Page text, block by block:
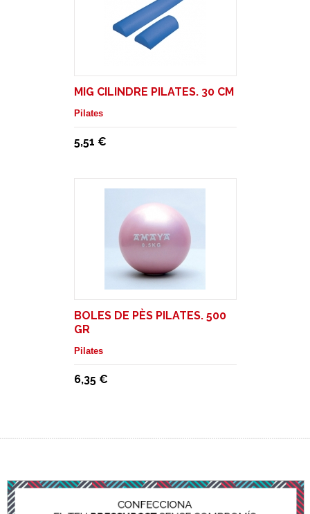
MIG CILINDRE PILATES. 30 CM
Pilates
5,51 €
BOLES DE PÈS PILATES. 500
GR
Pilates
6,35 €